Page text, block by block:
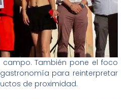
También pone el foco
para reinterpretar
de proximidad.